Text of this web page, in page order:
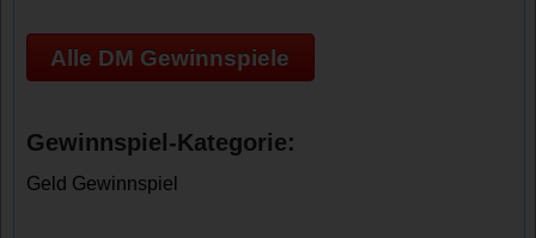
Alle DM Gewinnspiele
Gewinnspiel-Kategorie:
Geld Gewinnspiel